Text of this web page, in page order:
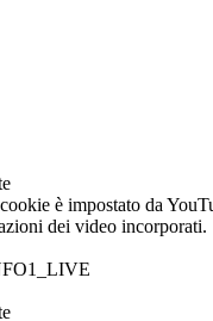
è impostato da
dei video incorporati.